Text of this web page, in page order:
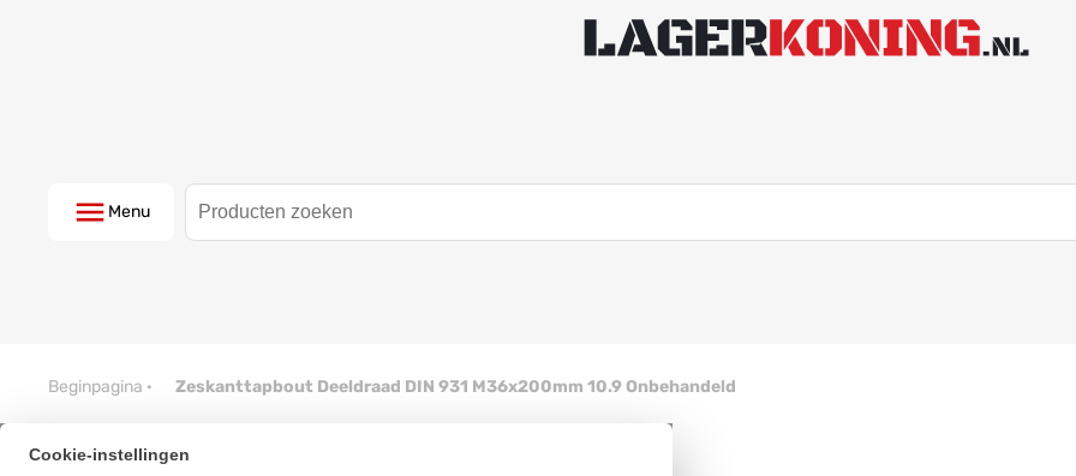
Menu
Beginpagina · Zeskanttapbout Deeldraad DIN 931 M36x200mm 10.9 Onbehandeld
Cookie-instellingen